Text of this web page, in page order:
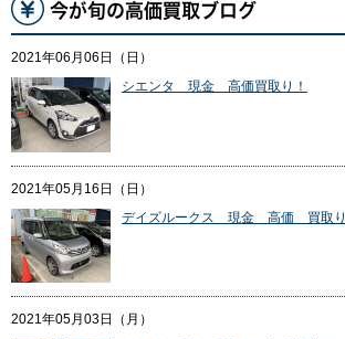
今が旬の高価買取ブログ
2021年06月06日（日）
シエンタ 現金 高価買取り！
2021年05月16日（日）
デイズルークス 現金 高価 買取り
2021年05月03日（月）